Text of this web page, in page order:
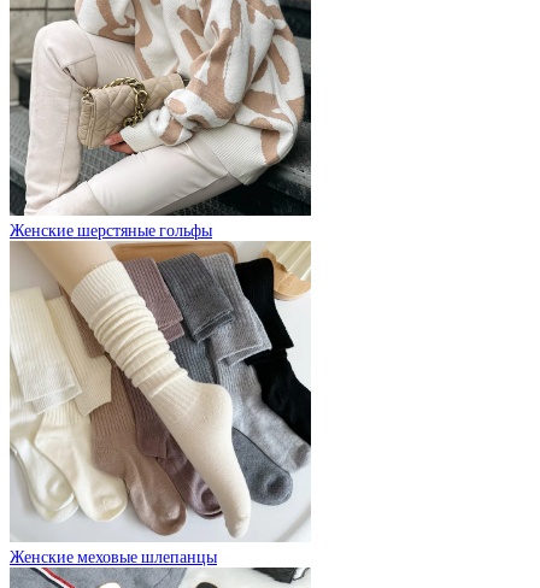
Женские шерстяные гольфы
Женские меховые шлепанцы